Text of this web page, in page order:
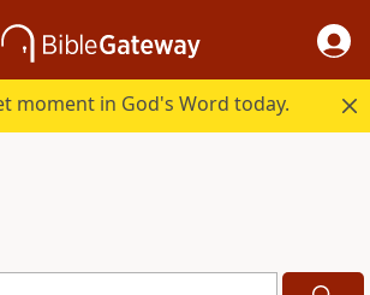
moment in God's Word today.